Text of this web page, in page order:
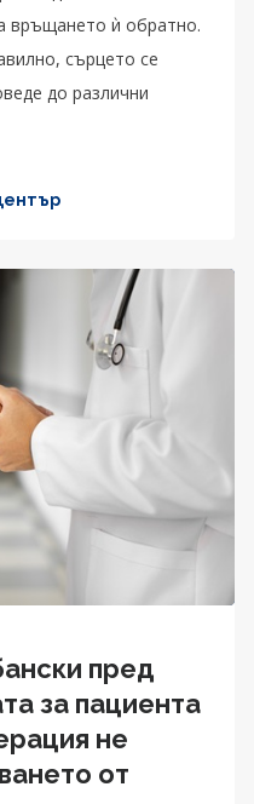
връщането ѝ обратно.
сърцето се
до различни
пред
за пациента
не
от